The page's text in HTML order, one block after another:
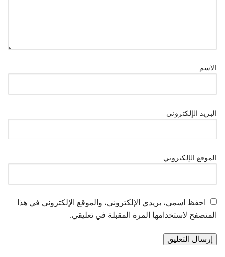
الاسم
البريد الإلكتروني
الموقع الإلكتروني
احفظ اسمي، بريدي الإلكتروني، والموقع الإلكتروني في هذا
المتصفح لاستخدامها المرة المقبلة في تعليقي.